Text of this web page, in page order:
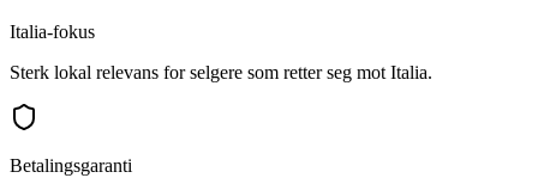
Italia-fokus
Sterk lokal relevans for selgere som retter seg mot Italia.
Betalingsgaranti